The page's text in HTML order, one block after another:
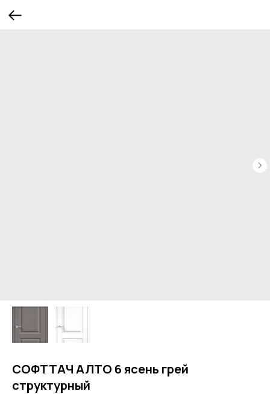
СОФТТАЧ АЛТО 6 ясень грей
структурный